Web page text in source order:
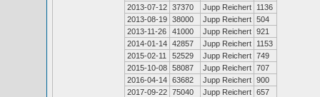
2013-07-12 37370 Jupp Reichert
1136
2013-08-19 38000 Jupp Reichert 504
2013-11-26
41000 Jupp Reichert 921
2014-01-14 42857 Jupp Reichert
1153
2015-02-11
52529 Jupp Reichert 749
2015-10-08 58087 Jupp Reichert 707
2016-04-14 63682 Jupp Reichert 900
2017-09-22 75040 Jupp Reichert 657